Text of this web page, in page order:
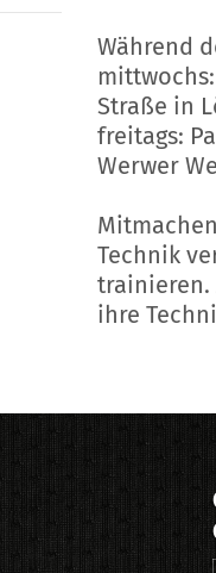
Während
Straße in
freitags:
Werwer
Technik
trainieren.
ihre